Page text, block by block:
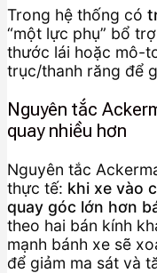
Trong hệ thống có
“một lực phụ” bổ
thước lái hoặc mô-
trục/thanh răng để
Nguyên tắc
quay nhiều hơn
Nguyên tắc
thực tế: khi xe vào
quay góc lớn hơn
theo hai bán kính
mạnh bánh xe sẽ
để giảm ma sát và